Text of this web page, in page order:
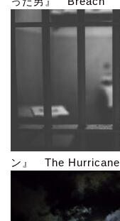
ン』 The Hurricane